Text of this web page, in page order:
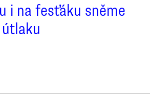
i na fesťáku sněme